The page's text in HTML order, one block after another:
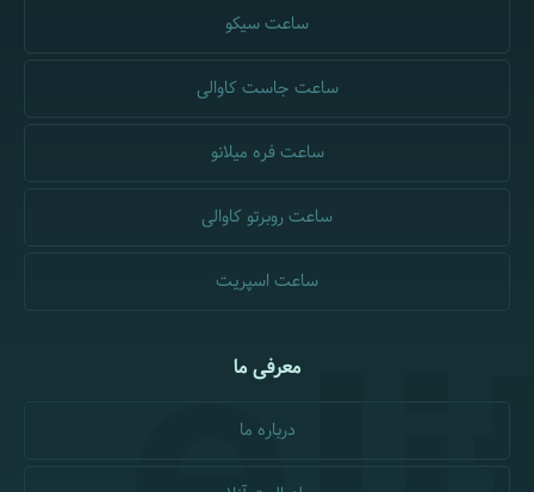
ساعت سیکو
ساعت جاست کاوالی
ساعت فره میلانو
ساعت روبرتو کاوالی
ساعت اسپریت
معرفی ما
درباره ما